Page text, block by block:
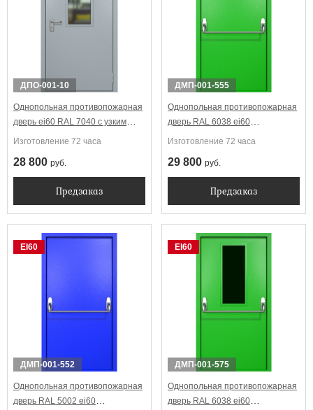
ДПО-001-10
Однопольная противопожарная
дверь ei60 RAL 7040 с узким
стеклопакетом
Изготовление 72 часа
28 800 руб.
Предзаказ
ДМП-001-555
Однопольная противопожарная
дверь RAL 6038 ei60
Антипаника
Изготовление 72 часа
29 800 руб.
Предзаказ
EI60
ДМП-001-552
Однопольная противопожарная
дверь RAL 5002 ei60
EI60
ДМП-001-575
Однопольная противопожарная
дверь RAL 6038 ei60